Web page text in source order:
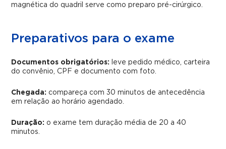
magnética do quadril serve como preparo pré-cirúrgico.
Preparativos para o exame
Documentos obrigatórios:
leve pedido médico, carteira
do convênio, CPF e documento com foto.
Chegada: compareça com 30 minutos de antecedência
em relação ao horário agendado.
Duração: o exame tem duração média de 20 a 40
minutos.